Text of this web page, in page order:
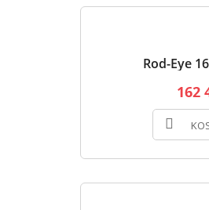
Rod-Eye
162